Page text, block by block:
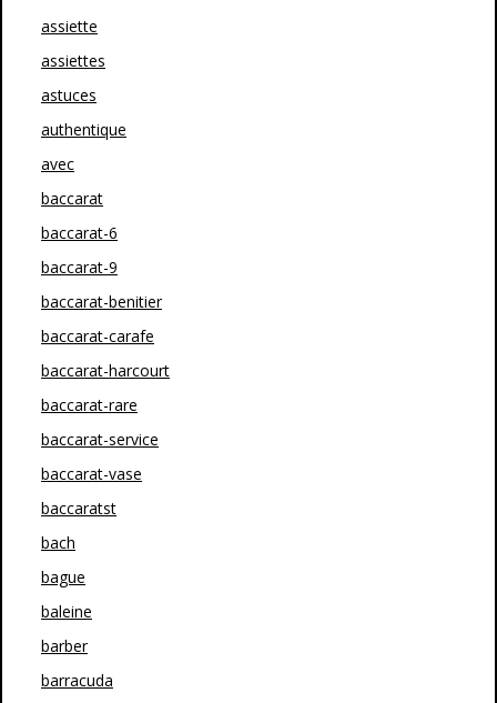
assiette
assiettes
astuces
authentique
avec
baccarat
baccarat-6
baccarat-9
baccarat-benitier
baccarat-carafe
baccarat-harcourt
baccarat-rare
baccarat-service
baccarat-vase
baccaratst
bach
bague
baleine
barber
barracuda